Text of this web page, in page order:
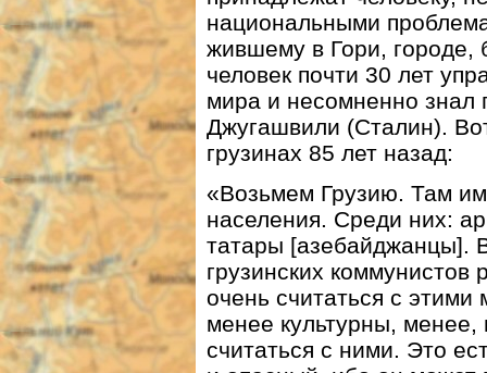
национальными
жившему в Гори, городе,
человек почти 30 лет
мира и несомненно знал
Джугашвили (Сталин).
грузинах 85 лет назад:
«Возьмем Грузию. Там
населения. Среди них:
татары [азебайджанцы].
грузинских
очень считаться с
менее культурны,
считаться с ними. Это